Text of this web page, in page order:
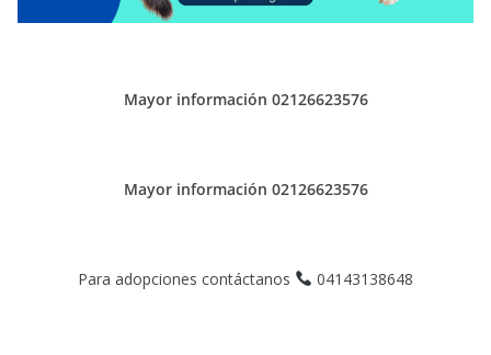
Mayor información 02126623576
Mayor información 02126623576
Para adopciones contáctanos 04143138648